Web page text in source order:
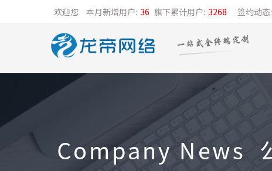
欢迎您 本月新增用户: 36 旗下累计用户: 3268 签约动态: